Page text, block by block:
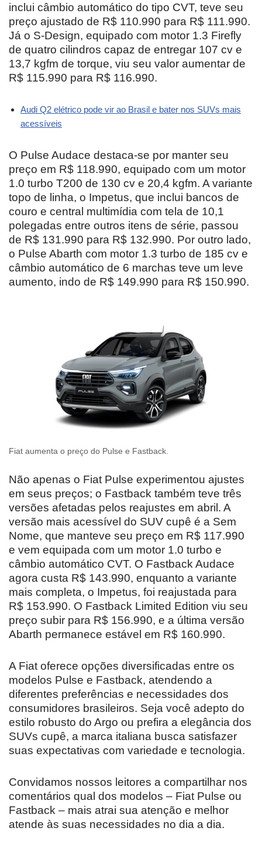
inclui câmbio automático do tipo CVT, teve seu
preço ajustado de R$ 110.990 para R$ 111.990.
Já o S-Design, equipado com motor 1.3 Firefly
de quatro cilindros capaz de entregar 107 cv e
13,7 kgfm de torque, viu seu valor aumentar de
R$ 115.990 para R$ 116.990.
Audi Q2 elétrico pode vir ao Brasil e bater nos SUVs mais
acessíveis
O Pulse Audace destaca-se por manter seu
preço em R$ 118.990, equipado com um motor
1.0 turbo T200 de 130 cv e 20,4 kgfm. A variante
topo de linha, o Impetus, que inclui bancos de
couro e central multimídia com tela de 10,1
polegadas entre outros itens de série, passou
de R$ 131.990 para R$ 132.990. Por outro lado,
o Pulse Abarth com motor 1.3 turbo de 185 cv e
câmbio automático de 6 marchas teve um leve
aumento, indo de R$ 149.990 para R$ 150.990.
Fiat aumenta o preço do Pulse e Fastback.
Não apenas o Fiat Pulse experimentou ajustes
em seus preços; o Fastback também teve três
versões afetadas pelos reajustes em abril. A
versão mais acessível do SUV cupê é a Sem
Nome, que manteve seu preço em R$ 117.990
e vem equipada com um motor 1.0 turbo e
câmbio automático CVT. O Fastback Audace
agora custa R$ 143.990, enquanto a variante
mais completa, o Impetus, foi reajustada para
R$ 153.990. O Fastback Limited Edition viu seu
preço subir para R$ 156.990, e a última versão
Abarth permanece estável em R$ 160.990.
A Fiat oferece opções diversificadas entre os
modelos Pulse e Fastback, atendendo a
diferentes preferências e necessidades dos
consumidores brasileiros. Seja você adepto do
estilo robusto do Argo ou prefira a elegância dos
SUVs cupê, a marca italiana busca satisfazer
suas expectativas com variedade e tecnologia.
Convidamos nossos leitores a compartilhar nos
comentários qual dos modelos – Fiat Pulse ou
Fastback – mais atrai sua atenção e melhor
atende às suas necessidades no dia a dia.